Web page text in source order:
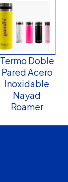
Termo Doble
Pared Acero
Inoxidable
Nayad
Roamer